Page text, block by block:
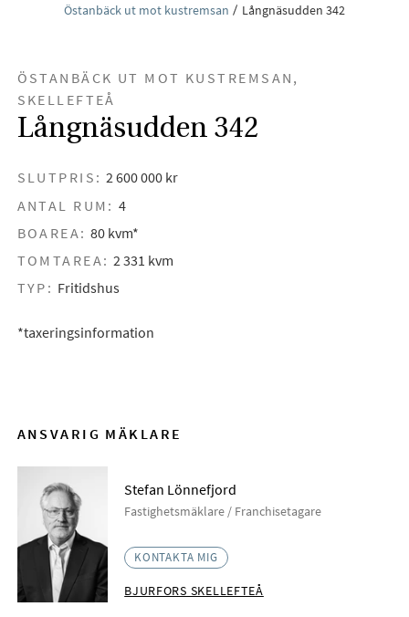
Östanbäck ut mot kustremsan
Långnäsudden 342
ÖSTANBÄCK UT MOT KUSTREMSAN,
SKELLEFTEÅ
Långnäsudden 342
SLUTPRIS: 2 600 000 kr
ANTAL RUM: 4
BOAREA: 80 kvm*
TOMTAREA: 2 331 kvm
TYP: Fritidshus
*taxeringsinformation
ANSVARIG MÄKLARE
Stefan Lönnefjord
Fastighetsmäklare / Franchisetagare
KONTAKTA MIG
BJURFORS SKELLEFTEÅ